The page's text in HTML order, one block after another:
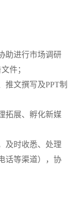
助进行市场调研
件；
推文撰写及PPT制
拓展、孵化新媒
及时收悉、处理
话等渠道），协